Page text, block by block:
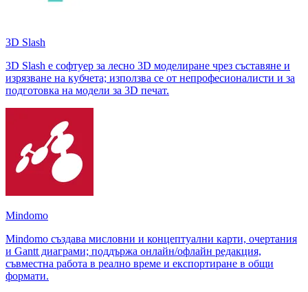
3D Slash
3D Slash е софтуер за лесно 3D моделиране чрез съставяне и
изрязване на кубчета; използва се от непрофесионалисти и за
подготовка на модели за 3D печат.
Mindomo
Mindomo създава мисловни и концептуални карти, очертания
и Gantt диаграми; поддържа онлайн/офлайн редакция,
съвместна работа в реално време и експортиране в общи
формати.